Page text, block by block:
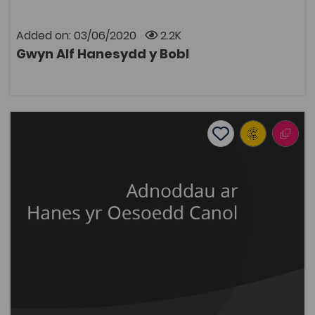
Added on: 03/06/2020 2.2K
Gwyn Alf Hanesydd y Bobl
OPEN
Medieval History Resources
Add to favourites
Add to favourites
Religious Studies
History